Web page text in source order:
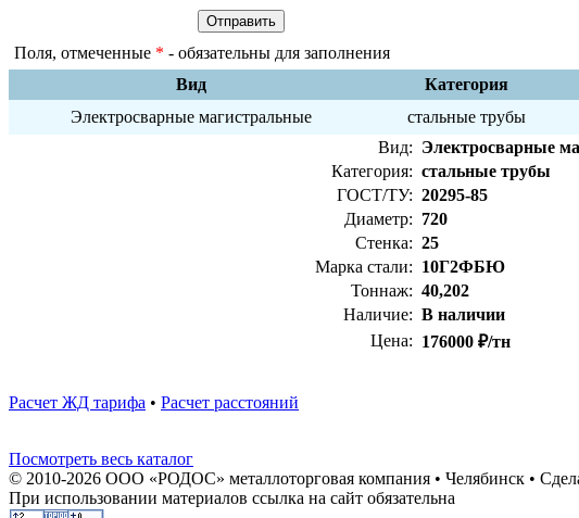
Поля, отмеченные * - обязательны для заполнения
Вид
Категория
Электросварные магистральные
стальные трубы
Вид: Электросварные
Категория: стальные трубы
ГОСТ/ТУ: 20295-85
Диаметр: 720
Стенка: 25
Марка стали: 10Г2ФБЮ
Тоннаж: 40,202
Наличие: В наличии
Цена: 176000 ₽/тн
Расчет ЖД тарифа • Расчет расстояний
Посмотреть весь каталог
© 2010-2026 ООО «РОДОС» металлоторговая компания • Челябинск •
При использовании материалов ссылка на сайт обязательна